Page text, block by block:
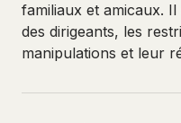
familiaux et amicaux.
des dirigeants, les
manipulations et leur